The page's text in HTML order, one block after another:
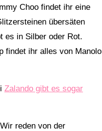
Choo findet ihr eine
übersäten
es in Silber oder Rot.
findet ihr alles von Manolo
Zalando gibt es sogar
reden von der